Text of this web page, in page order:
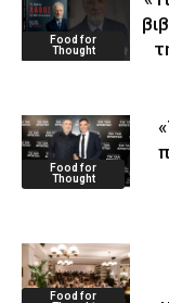
Food for
Thought
Food for
Thought
Food for